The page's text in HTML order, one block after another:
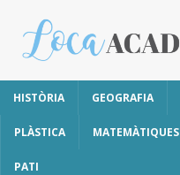
HISTÒRIA GEOGRAFIA
PLÀSTICA MATEMÀTIQUES
PATI